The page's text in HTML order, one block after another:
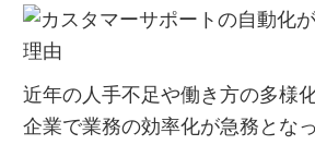
近年の人手不足や働き方の多様
企業で業務の効率化が急務とな